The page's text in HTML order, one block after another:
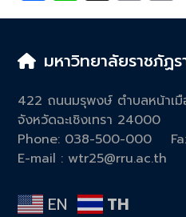
มหาวิทยาลัยราชภัฏ
422 ถนนมรุพงษ์ ตำบลหน้าเมื
จังหวัดฉะเชิงเทรา 24000
Phone: 038-500-000
Fa
E-mail : wtr25@rru.ac.th
EN TH